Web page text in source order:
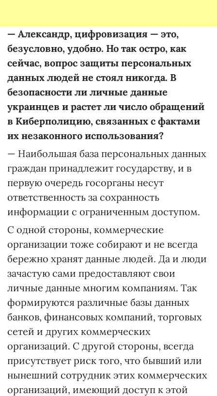
— Александр, цифровизация — это,
безусловно, удобно. Но так остро, как
сейчас, вопрос защиты персональных
данных людей не стоял никогда. В
безопасности ли личные данные
украинцев и растет ли число обращений
в Киберполицию, связанных с фактами
их незаконного использования?
— Наибольшая база персональных данных
граждан принадлежит государству, и в
первую очередь госорганы несут
ответственность за сохранность
информации с ограниченным доступом.
С одной стороны, коммерческие
организации тоже собирают и не всегда
бережно хранят данные людей. Да и люди
зачастую сами предоставляют свои
личные данные многим компаниям. Так
формируются различные базы данных
банков, финансовых компаний, торговых
сетей и других коммерческих
организаций. С другой стороны, всегда
присутствует риск того, что бывший или
нынешний сотрудник этих коммерческих
организаций, имеющий доступ к этой